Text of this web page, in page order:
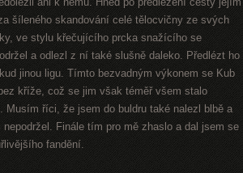
šíleného skandování celé tělocvičny ze svých
ve stylu křečujícího prcka snažícího se
a odlezl z ní také slušně daleko. Předlézt ho
jinou ligu. Tímto bezvadným výkonem se Kub
kříže, což se jim však téměř všem stalo
říci, že jsem do buldru také nalezl blbě a
Finále tím pro mě zhaslo a dal jsem se
fandění.